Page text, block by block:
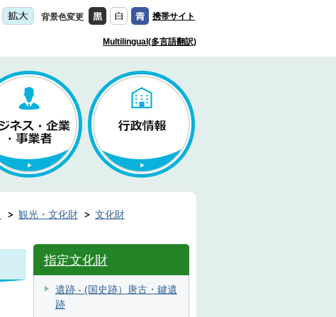
背景色変更 携帯サイト
Multilingual(多言語翻訳)
観光・文化財
文化財
指定文化財
遺跡 - (国史跡）唐古・鍵遺
跡